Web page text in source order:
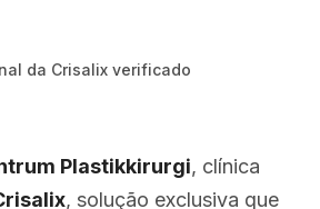
da Crisalix verificado
Plastikkirurgi, clínica
, solução exclusiva que